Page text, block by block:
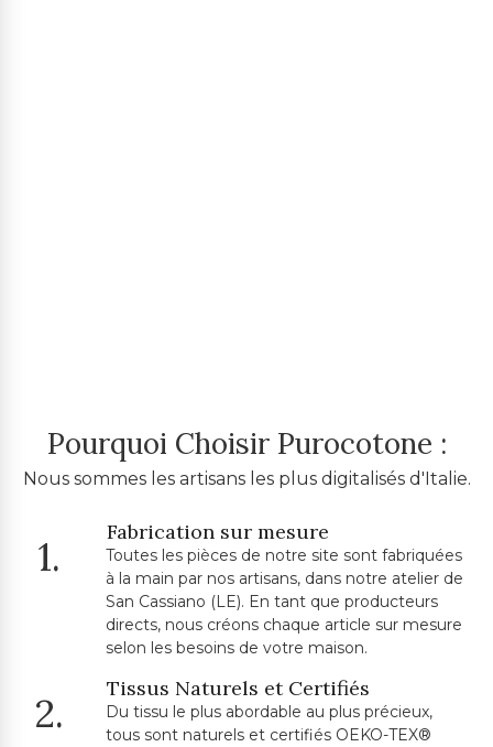
Pourquoi Choisir Purocotone :
Nous sommes les artisans les plus digitalisés d'Italie.
1.
Fabrication sur mesure
Toutes les pièces de notre site sont fabriquées
à la main par nos artisans, dans notre atelier de
San Cassiano (LE). En tant que producteurs
directs, nous créons chaque article sur mesure
selon les besoins de votre maison.
2.
Tissus Naturels et Certifiés
Du tissu le plus abordable au plus précieux,
tous sont naturels et certifiés OEKO-TEX®